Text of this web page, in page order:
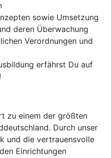
sowie Umsetzung
deren Überwachung
Verordnungen und
erfährst Du auf
zu einem der größten
Durch unser
und die vertrauensvolle
Einrichtungen